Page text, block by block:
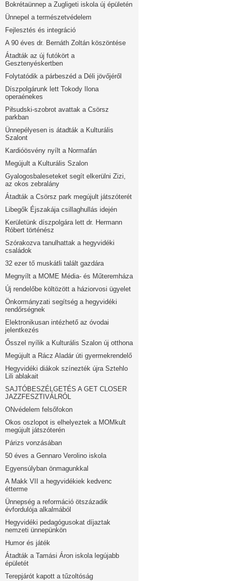
Bokrétaünnep a Zugligeti iskola új épületén
Ünnepel a természetvédelem
Fejlesztés és integráció
A 90 éves dr. Bernáth Zoltán köszöntése
Átadták az új futókört a
Gesztenyéskertben
Folytatódik a párbeszéd a Déli jövőjéről
Díszpolgárunk lett Tokody Ilona
operaénekes
Piłsudski-szobrot avattak a Csörsz
parkban
Ünnepélyesen is átadták a Kulturális
Szalont
Kardióösvény nyílt a Normafán
Megújult a Kulturális Szalon
Gyalogosbaleseteket segít elkerülni Zizi,
az okos zebralány
Átadták a Csörsz park megújult játszóterét
Libegők Éjszakája csillaghullás idején
Kerületünk díszpolgára lett dr. Hermann
Róbert történész
Szórakozva tanulhattak a hegyvidéki
családok
32 ezer tő muskátli talált gazdára
Megnyílt a MOME Média- és Műteremháza
Új rendelőbe költözött a háziorvosi ügyelet
Önkormányzati segítség a hegyvidéki
rendőrségnek
Elektronikusan intézhető az óvodai
jelentkezés
Ősszel nyílik a Kulturális Szalon új otthona
Megújult a Rácz Aladár úti gyermekrendelő
Hegyvidéki diákok színezték újra Sztehlo
Lili ablakait
SAJTÓBESZÉLGETÉS A GET CLOSER
JAZZFESZTIVÁLRÓL
ONvédelem felsőfokon
Okos oszlopot is elhelyeztek a MOMkult
megújult játszóterén
Párizs vonzásában
50 éves a Gennaro Verolino iskola
Egyensúlyban önmagunkkal
A Makk VII a hegyvidékiek kedvenc
étterme
Ünnepség a reformáció ötszázadik
évfordulója alkalmából
Hegyvidéki pedagógusokat díjaztak
nemzeti ünnepünkön
Humor és játék
Átadták a Tamási Áron iskola legújabb
épületét
Terepjárót kapott a tűzoltóság